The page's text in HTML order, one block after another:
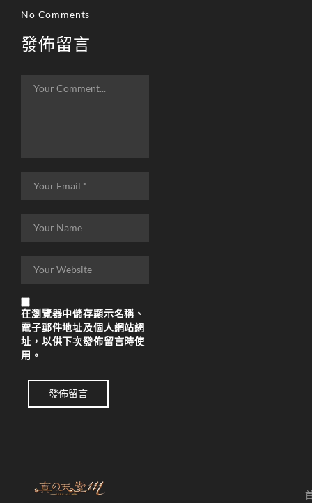
No Comments
發佈留言
在瀏覽器中儲存顯示名稱、
電子郵件地址及個人網站網
址，以供下次發佈留言時使
用。
發佈留言